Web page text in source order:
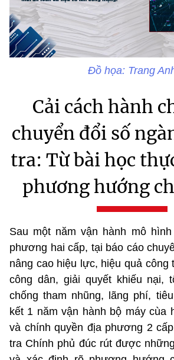
Đồ họa: Trang
Cải cách hành
chuyển đổi số
tra: Từ bài học
phương hướng
Sau một năm vận hành mô
phương hai cấp, tại báo cáo
nâng cao hiệu lực, hiệu quả công
công dân, giải quyết khiếu nại,
chống tham nhũng, lãng phí,
kết 1 năm vận hành bộ máy cùa
và chính quyền địa phương 2
tra Chính phủ đúc rút được